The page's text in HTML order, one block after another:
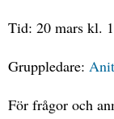
Tid: 20 mars kl.
Gruppledare:
För frågor och